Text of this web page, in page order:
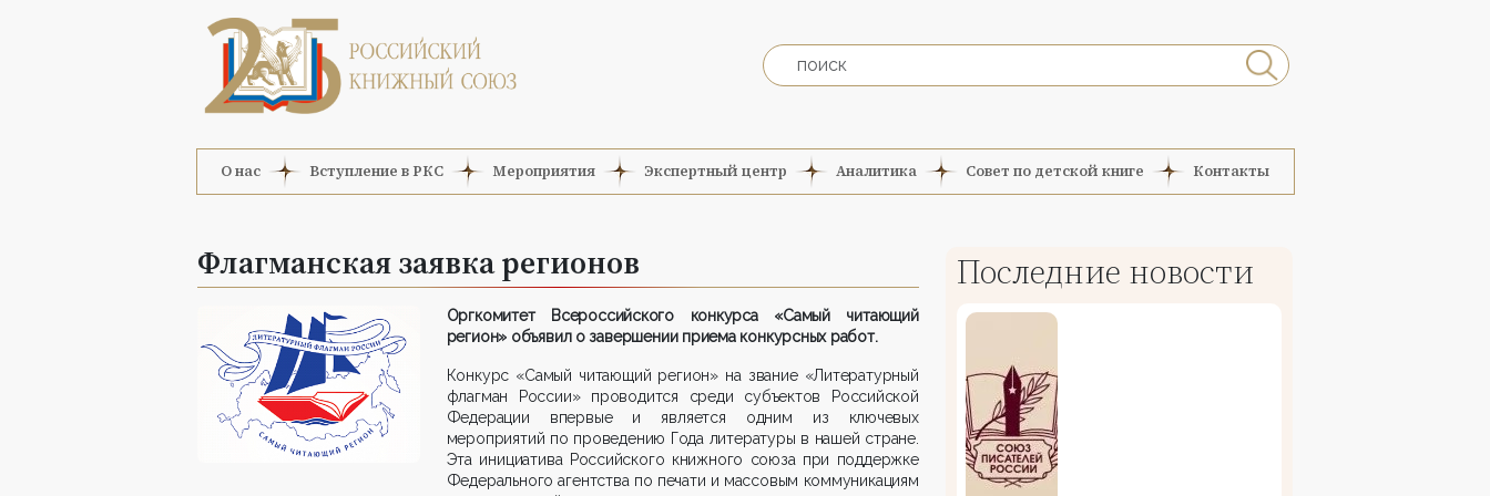
О нас Вступление в РКС Мероприятия Экспертный центр Аналитика Совет по детской книге Контакты
Флагманская заявка регионов
Оргкомитет Всероссийского конкурса «Самый читающий
регион» объявил о завершении приема конкурсных работ.
Конкурс «Самый читающий регион» на звание «Литературный
флагман России» проводится среди субъектов Российской
Федерации впервые и является одним из ключевых
мероприятий по проведению Года литературы в нашей стране.
Эта инициатива Российского книжного союза при поддержке
Федерального агентства по печати и массовым коммуникациям
Последние новости